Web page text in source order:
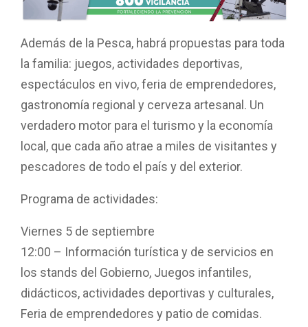
Además de la Pesca, habrá propuestas para toda
la familia: juegos, actividades deportivas,
espectáculos en vivo, feria de emprendedores,
gastronomía regional y cerveza artesanal. Un
verdadero motor para el turismo y la economía
local, que cada año atrae a miles de visitantes y
pescadores de todo el país y del exterior.
Programa de actividades:
Viernes 5 de septiembre
12:00 – Información turística y de servicios en
los stands del Gobierno, Juegos infantiles,
didácticos, actividades deportivas y culturales,
Feria de emprendedores y patio de comidas.